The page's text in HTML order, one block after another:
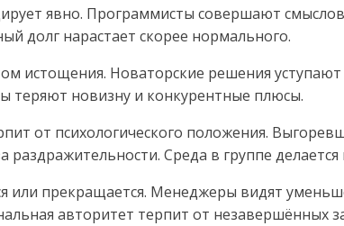
явно. Программисты совершают
долг нарастает скорее нормального.
истощения. Новаторские решения
теряют новизну и конкурентные плюсы.
от психологического положения.
раздражительности. Среда в группе
или прекращается. Менеджеры видят
авторитет терпит от незавершённых